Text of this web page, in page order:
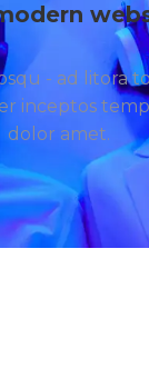
- ad litora
inceptos
dolor amet.